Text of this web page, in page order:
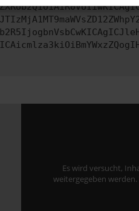
Es wird versucht,
weitergegeben